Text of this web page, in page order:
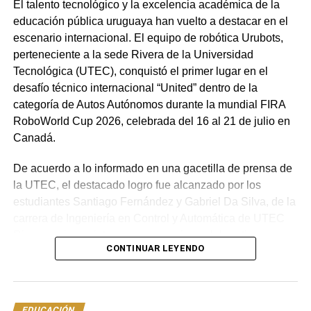
abiertos!
Portal del Norte
NOTICIAS RELACIONADAS: TACUAREMBÓ
TOCÓ VENIR
A CONTINUACIÓN
IDT anuncia licitación para mejoras en el Hogar
NO SE PIERDA
Tacuarembó Inaugura el Liceo N° 6 de Tiempo
Completo «María Espínola»: Un Impulso a la
El talento tecnológico y la excelencia académica de la
educación pública uruguaya han vuelto a destacar en el
escenario internacional. El equipo de robótica Urubots,
perteneciente a la sede Rivera de la Universidad
Tecnológica (UTEC), conquistó el primer lugar en el
desafío técnico internacional “United” dentro de la
categoría de Autos Autónomos durante la mundial FIRA
RoboWorld Cup 2026, celebrada del 16 al 21 de julio en
Canadá.
De acuerdo a lo informado en una gacetilla de prensa de
la UTEC, el destacado logro fue alcanzado por los
estudiantes Santiago Fernández y Gabriel Da Silva, de la
Rivera, quienes integraron un equipo colaborativo
formado por sorteo junto a representantes universitarios
CONTINUAR LEYENDO